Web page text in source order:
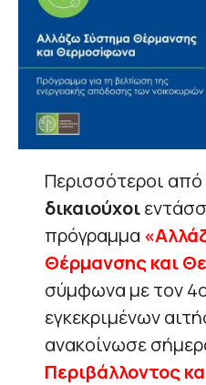
Περισσότεροι από
δικαιούχοι
πρόγραμμα
Θέρμανσης και
σύμφωνα με τον
εγκεκριμένων
ανακοίνωσε
Περιβάλλοντος